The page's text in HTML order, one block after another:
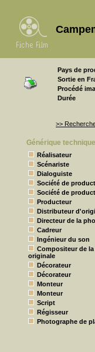
Pays de
Sortie en
Procédé
Durée
>>
Générique technique
Réalisateur
Scénariste
Dialoguiste
Société de
Société de
Producteur
Distributeur
Directeur de la
Cadreur
Ingénieur du son
Compositeur de
originale
Décorateur
Décorateur
Monteur
Monteur
Script
Régisseur
Photographe de